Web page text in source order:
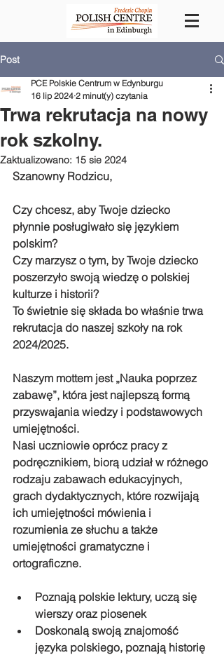
Post
Trwa rekrutacja na nowy
rok szkolny.
PCE Polskie Centrum w Edynburgu
16 lip 2024 2 minut(y) czytania
Zaktualizowano: 15 sie 2024
Szanowny Rodzicu,
Czy chcesz, aby Twoje dziecko
płynnie posługiwało się językiem
polskim?
Czy marzysz o tym, by Twoje dziecko
poszerzyło swoją wiedzę o polskiej
kulturze i historii?
To świetnie się składa bo właśnie trwa
rekrutacja do naszej szkoły na rok
2024/2025.
Naszym mottem jest „Nauka poprzez
zabawę”, która jest najlepszą formą
przyswajania wiedzy i podstawowych
umiejętności.
Nasi uczniowie oprócz pracy z
podręcznikiem, biorą udział w różnego
rodzaju zabawach edukacyjnych,
grach dydaktycznych, które rozwijają
ich umiejętności mówienia i
rozumienia ze słuchu a także
umiejętności gramatyczne i
ortograficzne.
Poznają polskie lektury, uczą się
wierszy oraz piosenek
Doskonalą swoją znajomość
języka polskiego, poznają historię